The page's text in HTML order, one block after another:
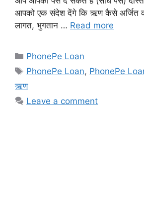
आपको एक संदेश देंगे कि ऋण कैसे अर्जित
लागत, भुगतान … Read more
Categories
PhonePe Loan
Tags
PhonePe Loan, PhonePe
ऋण
Leave a comment